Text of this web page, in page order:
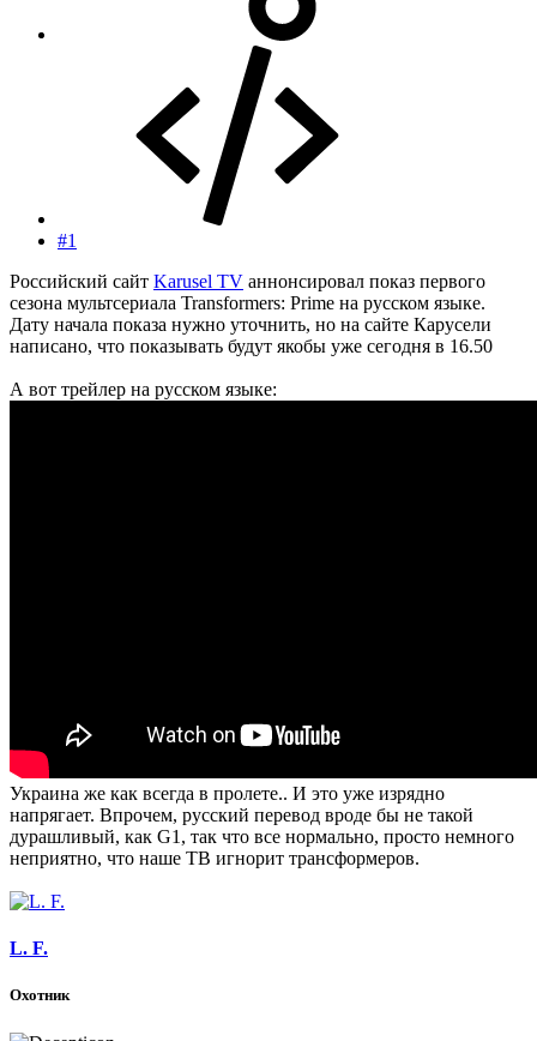
#1
Российский сайт Karusel TV аннонсировал показ первого
сезона мультсериала Transformers: Prime на русском языке.
Дату начала показа нужно уточнить, но на сайте Карусели
написано, что показывать будут якобы уже сегодня в 16.50
А вот трейлер на русском языке:
Украина же как всегда в пролете.. И это уже изрядно
напрягает. Впрочем, русский перевод вроде бы не такой
дурашливый, как G1, так что все нормально, просто немного
неприятно, что наше ТВ игнорит трансформеров.
L. F.
Охотник